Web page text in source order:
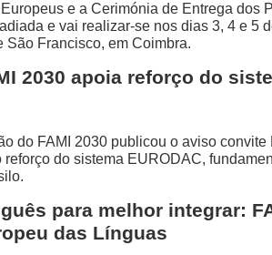
e a Cerimónia de Entrega dos
e vai realizar-se nos dias 3, 4 e 5
São Francisco, em Coimbra.
2030 apoia reforço do
do FAMI 2030 publicou o aviso convite
do sistema EURODAC,
para melhor integrar:
das Línguas